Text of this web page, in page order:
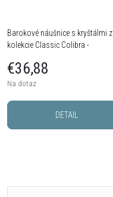
Barokové náušnice s kryštálmi z
kolekcie Classic Colibra -
€36,88
Na dotaz
DETAIL